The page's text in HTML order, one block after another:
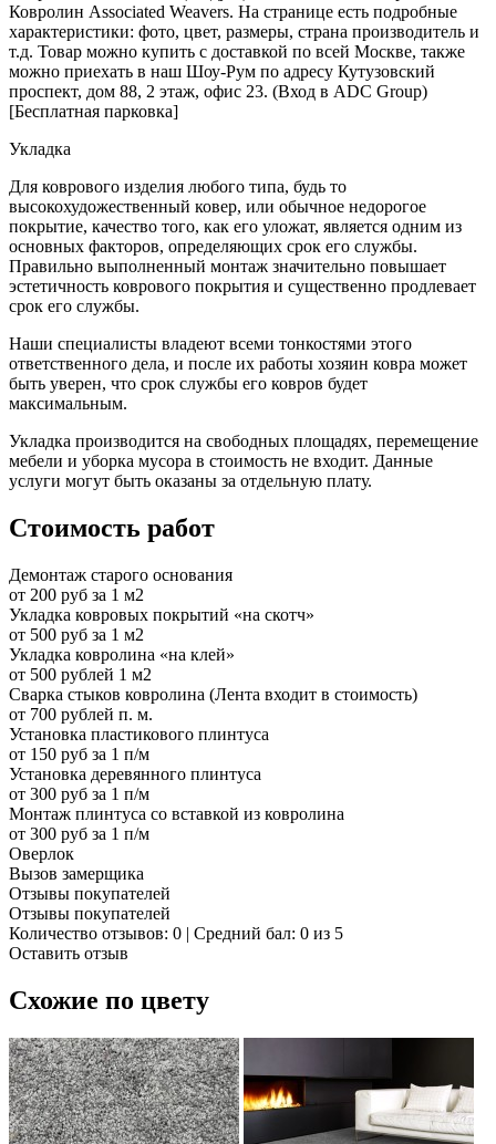
Ковролин Associated Weavers. На странице есть подробные
характеристики: фото, цвет, размеры, страна производитель и
т.д. Товар можно купить с доставкой по всей Москве, также
можно приехать в наш Шоу-Рум по адресу Кутузовский
проспект, дом 88, 2 этаж, офис 23. (Вход в ADC Group)
[Бесплатная парковка]
Укладка
Для коврового изделия любого типа, будь то
высокохудожественный ковер, или обычное недорогое
покрытие, качество того, как его уложат, является одним из
основных факторов, определяющих срок его службы.
Правильно выполненный монтаж значительно повышает
эстетичность коврового покрытия и существенно продлевает
срок его службы.
Наши специалисты владеют всеми тонкостями этого
ответственного дела, и после их работы хозяин ковра может
быть уверен, что срок службы его ковров будет
максимальным.
Укладка производится на свободных площадях, перемещение
мебели и уборка мусора в стоимость не входит. Данные
услуги могут быть оказаны за отдельную плату.
Стоимость работ
Демонтаж старого основания
от 200 руб за 1 м2
Укладка ковровых покрытий «на скотч»
от 500 руб за 1 м2
Укладка ковролина «на клей»
от 500 рублей 1 м2
Сварка стыков ковролина (Лента входит в стоимость)
от 700 рублей п. м.
Установка пластикового плинтуса
от 150 руб за 1 п/м
Установка деревянного плинтуса
от 300 руб за 1 п/м
Монтаж плинтуса со вставкой из ковролина
от 300 руб за 1 п/м
Оверлок
Вызов замерщика
Отзывы покупателей
Отзывы покупателей
Количество отзывов: 0 | Средний бал: 0 из 5
Оставить отзыв
Схожие по цвету